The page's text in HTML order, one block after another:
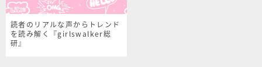
読者のリアルな声からトレンド
を読み解く『girlswalker総
研』